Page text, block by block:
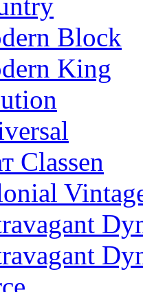
Block
King
Classen